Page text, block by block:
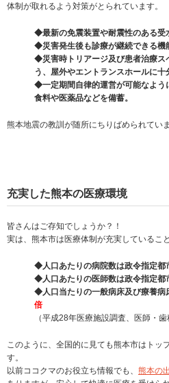
体制が取れるよう対策がとられています。
◆最新の免震装置や耐震性のある受
◆災害発生後も診療が継続できる機
◆災害時トリアージ及び患者治療ス
う、屋外やエントランスホールに十
◆一定期間自律的運営が可能なよう
食料や医薬品などを備蓄。
熊本地震の教訓が随所にちりばめられてい
充実した熊本の医療環境
皆さんはご存知でしょうか？！
実は、熊本市は医療体制が充実しているこ
◆人口あたりの病院数は政令指定都
◆人口あたりの医師数は政令指定都
◆人口当たりの一般病床及び療養病
倍
（平成28年医療施設調査、医師・歯
このように、全国的に見ても熊本市はトッ
す。
以前ココクマのお役立ち情報でも、 熊本の